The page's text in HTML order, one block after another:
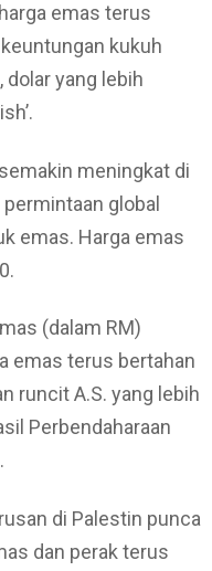
emas terus
kukuh
dolar yang lebih
meningkat di
global
emas. Harga emas
(dalam RM)
emas terus bertahan
runcit A.S. yang lebih
Perbendaharaan
di Palestin punca
dan perak terus